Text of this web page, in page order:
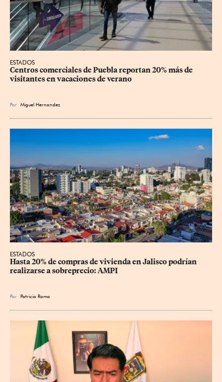
ESTADOS
Centros comerciales de Puebla reportan 20% más de
visitantes en vacaciones de verano
Por Miguel Hernandez
ESTADOS
Hasta 20% de compras de vivienda en Jalisco podrían
realizarse a sobreprecio: AMPI
Por Patricia Romo